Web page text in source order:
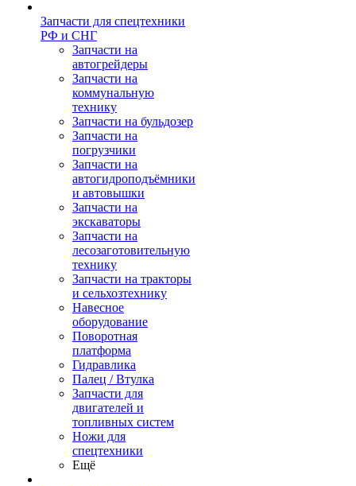
Запчасти для спецтехники
РФ и СНГ
Запчасти на
автогрейдеры
Запчасти на
коммунальную
технику
Запчасти на бульдозер
Запчасти на
погрузчики
Запчасти на
автогидроподъёмники
и автовышки
Запчасти на
экскаваторы
Запчасти на
лесозаготовительную
технику
Запчасти на тракторы
и сельхозтехнику
Навесное
оборудование
Поворотная
платформа
Гидравлика
Палец / Втулка
Запчасти для
двигателей и
топливных систем
Ножи для
спецтехники
Ещё